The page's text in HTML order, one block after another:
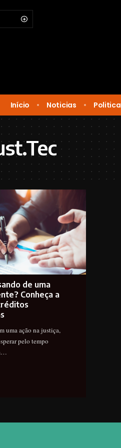
Início Noticias Politica
de uma
Conheça a
uma ação na justiça,
pelo tempo